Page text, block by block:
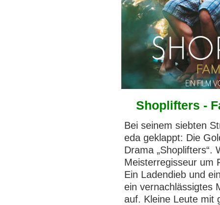
Shoplifters -
Bei seinem siebten
eda geklappt: Die
Drama „Shoplifters“.
Meisterregisseur um
Ein Ladendieb und
ein vernachlässigtes
auf. Kleine Leute mit